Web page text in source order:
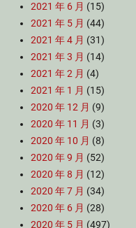
2021 年 6 月 (15)
2021 年 5 月 (44)
2021 年 4 月 (31)
2021 年 3 月 (14)
2021 年 2 月 (4)
2021 年 1 月 (15)
2020 年 12 月 (9)
2020 年 11 月 (3)
2020 年 10 月 (8)
2020 年 9 月 (52)
2020 年 8 月 (12)
2020 年 7 月 (34)
2020 年 6 月 (28)
2020 年 5 月 (497)